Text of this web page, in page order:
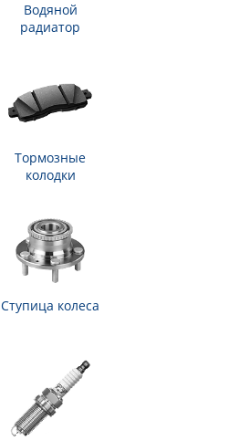
Водяной
радиатор
Тормозные
колодки
Ступица колеса